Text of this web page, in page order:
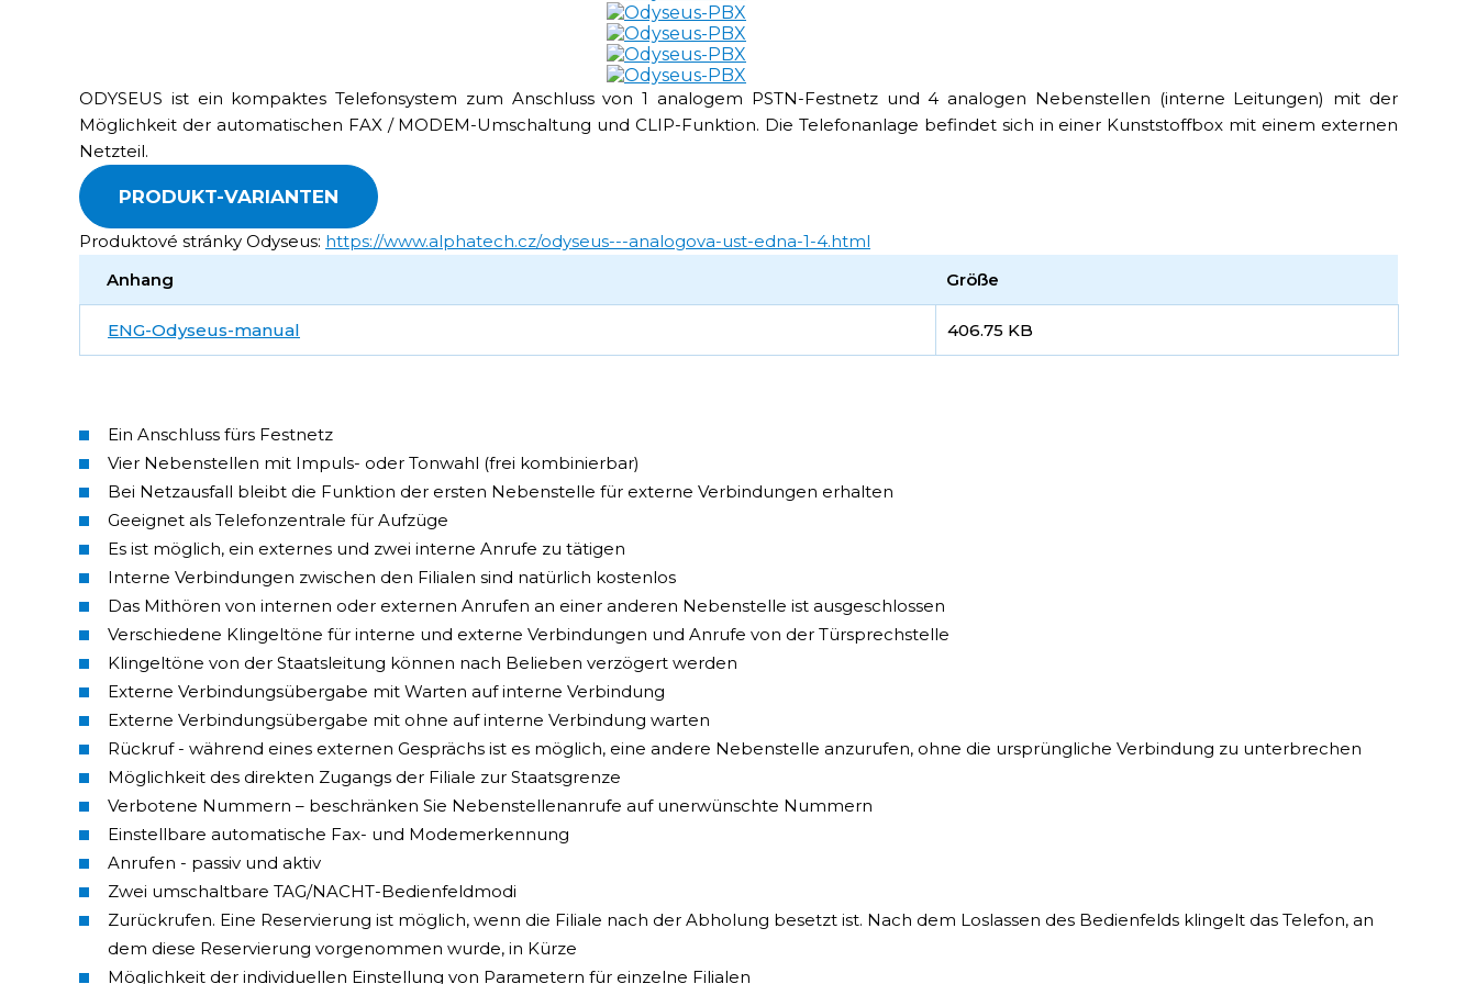
ODYSEUS ist ein kompaktes Telefonsystem zum Anschluss von 1 analogem PSTN-Festnetz und 4 analogen Nebenstellen (interne Leitungen) mit der
Möglichkeit der automatischen FAX / MODEM-Umschaltung und CLIP-Funktion. Die Telefonanlage befindet sich in einer Kunststoffbox mit einem externen
Netzteil.
PRODUKT-VARIANTEN
Produktové stránky Odyseus: https://www.alphatech.cz/odyseus---analogova-ust-edna-1-4.html
Anhang
Größe
ENG-Odyseus-manual 406.75 KB
Ein Anschluss fürs Festnetz
Vier Nebenstellen mit Impuls- oder Tonwahl (frei kombinierbar)
Bei Netzausfall bleibt die Funktion der ersten Nebenstelle für externe Verbindungen erhalten
Geeignet als Telefonzentrale für Aufzüge
Es ist möglich, ein externes und zwei interne Anrufe zu tätigen
Interne Verbindungen zwischen den Filialen sind natürlich kostenlos
Das Mithören von internen oder externen Anrufen an einer anderen Nebenstelle ist ausgeschlossen
Verschiedene Klingeltöne für interne und externe Verbindungen und Anrufe von der Türsprechstelle
Klingeltöne von der Staatsleitung können nach Belieben verzögert werden
Externe Verbindungsübergabe mit Warten auf interne Verbindung
Externe Verbindungsübergabe mit ohne auf interne Verbindung warten
Rückruf - während eines externen Gesprächs ist es möglich, eine andere Nebenstelle anzurufen, ohne die ursprüngliche Verbindung zu unterbrechen
Möglichkeit des direkten Zugangs der Filiale zur Staatsgrenze
Verbotene Nummern – beschränken Sie Nebenstellenanrufe auf unerwünschte Nummern
Einstellbare automatische Fax- und Modemerkennung
Anrufen - passiv und aktiv
Zwei umschaltbare TAG/NACHT-Bedienfeldmodi
Zurückrufen. Eine Reservierung ist möglich, wenn die Filiale nach der Abholung besetzt ist. Nach dem Loslassen des Bedienfelds klingelt das Telefon, an
dem diese Reservierung vorgenommen wurde, in Kürze
Möglichkeit der individuellen Einstellung von Parametern für einzelne Filialen